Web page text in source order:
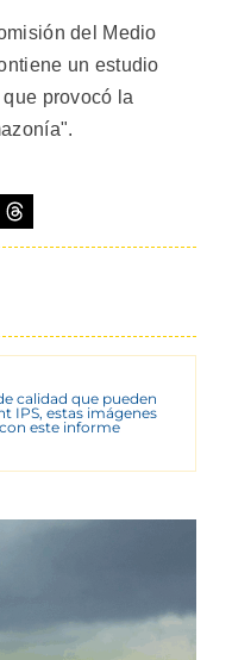
del Medio
un estudio
provocó la
calidad que pueden
IPS, estas imágenes
este informe